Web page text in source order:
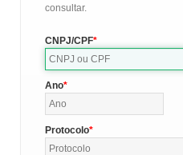
consultar.
CNPJ/CPF
Ano
Protocolo